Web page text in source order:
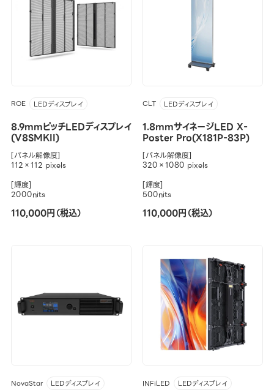
ROE LEDディスプレイ
8.9mmピッチLEDディスプレイ
(V8SMKII)
[パネル解像度]
112×112 pixels
[輝度]
2000nits
110,000円（税込）
CLT LEDディスプレイ
1.8mmサイネージLED X-
Poster Pro(X181P-83P)
[パネル解像度]
320×1080 pixels
[輝度]
500nits
110,000円（税込）
NovaStar LEDディスプレイ INFiLED LEDディスプレイ